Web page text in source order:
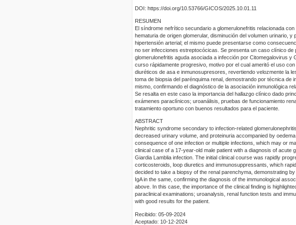
DOI: https://doi.org/10.53766/GICOS/2025.10.01.11
RESUMEN
El síndrome nefrítico secundario a glomerulonefritis relacionada
hematuria de origen glomerular, disminución del volumen urinario,
hipertensión arterial; el mismo puede presentarse como
no ser infecciones estreptocócicas. Se presenta un caso clínico
glomerulonefritis aguda asociada a infección por Citomegalovirus y
curso rápidamente progresivo, motivo por el cual ameritó el uso
diuréticos de asa e inmunosupresores, revertiendo velozmente la
toma de biopsia del parénquima renal, demostrando por técnica de
mismo, confirmando el diagnóstico de la asociación inmunológica
Se resalta en este caso la importancia del hallazgo clínico dado
exámenes paraclínicos; uroanálisis, pruebas de funcionamiento
tratamiento oportuno con buenos resultados para el paciente.
ABSTRACT
Nephritic syndrome secondary to infection-related
decreased urinary volume, and proteinuria accompanied by
consequence of one infection or multiple infections, which may or
clinical case of a 17-year-old male patient with a diagnosis of acute
Giardia Lamblia infection. The initial clinical course was rapidly
corticosteroids, loop diuretics and immunosuppressants, which
decided to take a biopsy of the renal parenchyma, demonstrating
IgA in the same, confirming the diagnosis of the immunological
above. In this case, the importance of the clinical finding is
paraclinical examinations; uroanalysis, renal function tests and
with good results for the patient.
Recibido: 05-09-2024
Aceptado: 10-12-2024